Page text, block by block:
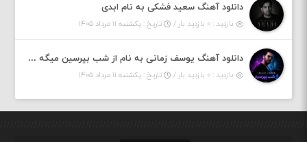
دانلود آهنگ سعید فشکی به نام ابدی
بازدید : ۰ بازدید بار / تاریخ : یکشنبه ۱۱ مرداد ۱۴۰۵
دانلود آهنگ یوسف زمانی به نام از شب بپرسین میگه چه روزگاری دارم
بازدید : ۰ بازدید بار / تاریخ : یکشنبه ۱۱ مرداد ۱۴۰۵